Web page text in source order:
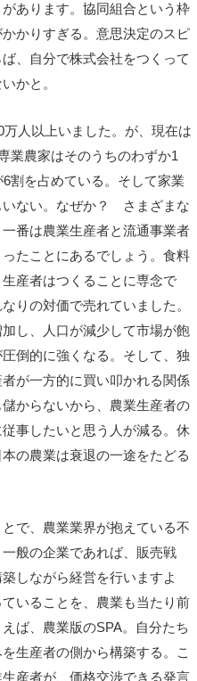
あります。協同組合という枠
かりすぎる。意思決定のスピ
、自分で株式会社をつくって
かと。
人以上いました。が、現在は
業農家はそのうちのわずか1
割を占めている。そして家業
いない。なぜか？ さまざまな
番は農業生産者と流通事業者
たことにあるでしょう。食料
産者はつくることに専念で
りの対価で売れていました。
し、人口が減少して市場が飽
倒的に強くなる。そして、独
が一方的に買い叩かれる関係
からないから、農業生産者の
事したいと思う人が減る。休
の農業は衰退の一途をたどる
で、農業業界が抱えている不
般の企業であれば、販売戦
しながら経営を行いますよ
いることを、農業も当たり前
ば、農業版のSPA。自分たち
生産者の側から構築する。こ
産者が、価格交渉できる発言